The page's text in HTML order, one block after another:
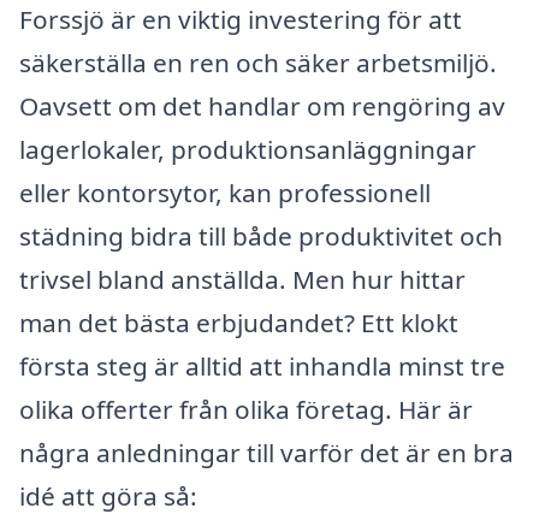
Forssjö är en viktig investering för att
säkerställa en ren och säker arbetsmiljö.
Oavsett om det handlar om rengöring av
lagerlokaler, produktionsanläggningar
eller kontorsytor, kan professionell
städning bidra till både produktivitet och
trivsel bland anställda. Men hur hittar
man det bästa erbjudandet? Ett klokt
första steg är alltid att inhandla minst tre
olika offerter från olika företag. Här är
några anledningar till varför det är en bra
idé att göra så: